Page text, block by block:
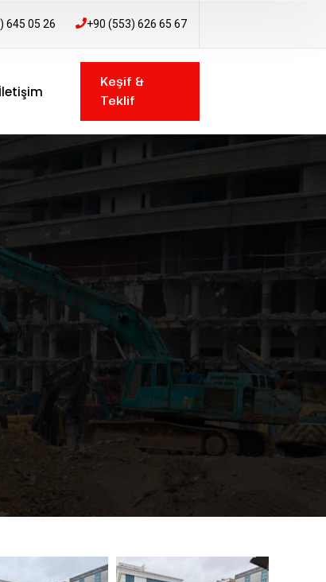
645 05 26 +90 (553) 626 65 67
İletişim
Keşif &
Teklif